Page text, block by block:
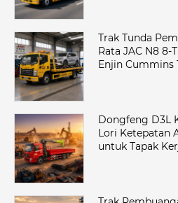
Trak Tunda
Rata JAC N8 8-
Enjin Cummins
Dongfeng D3L
Lori Ketepatan
untuk Tapak